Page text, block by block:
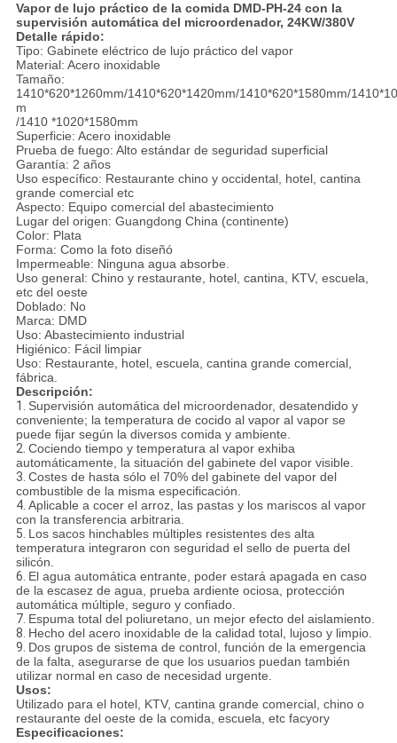
Vapor de lujo práctico de la comida DMD-PH-24 con la
supervisión automática del microordenador, 24KW/380V
Detalle rápido:
Tipo: Gabinete eléctrico de lujo práctico del vapor
Material: Acero inoxidable
Tamaño:
1410*620*1260mm/1410*620*1420mm/1410*620*1580mm/
m
/1410 *1020*1580mm
Superficie: Acero inoxidable
Prueba de fuego: Alto estándar de seguridad superficial
Garantía: 2 años
Uso específico: Restaurante chino y occidental, hotel, cantina
grande comercial etc
Aspecto: Equipo comercial del abastecimiento
Lugar del origen: Guangdong China (continente)
Color: Plata
Forma: Como la foto diseñó
Impermeable: Ninguna agua absorbe.
Uso general: Chino y restaurante, hotel, cantina, KTV, escuela,
etc del oeste
Doblado: No
Marca: DMD
Uso: Abastecimiento industrial
Higiénico: Fácil limpiar
Uso: Restaurante, hotel, escuela, cantina grande comercial,
fábrica.
Descripción:
1. Supervisión automática del microordenador, desatendido y
conveniente; la temperatura de cocido al vapor al vapor se
puede fijar según la diversos comida y ambiente.
2. Cociendo tiempo y temperatura al vapor exhiba
automáticamente, la situación del gabinete del vapor visible.
3. Costes de hasta sólo el 70% del gabinete del vapor del
combustible de la misma especificación.
4. Aplicable a cocer el arroz, las pastas y los mariscos al vapor
con la transferencia arbitraria.
5. Los sacos hinchables múltiples resistentes des alta
temperatura integraron con seguridad el sello de puerta del
silicón.
6. El agua automática entrante, poder estará apagada en caso
de la escasez de agua, prueba ardiente ociosa, protección
automática múltiple, seguro y confiado.
7. Espuma total del poliuretano, un mejor efecto del aislamiento.
8. Hecho del acero inoxidable de la calidad total, lujoso y limpio.
9. Dos grupos de sistema de control, función de la emergencia
de la falta, asegurarse de que los usuarios puedan también
utilizar normal en caso de necesidad urgente.
Usos:
Utilizado para el hotel, KTV, cantina grande comercial, chino o
restaurante del oeste de la comida, escuela, etc facyory
Especificaciones: